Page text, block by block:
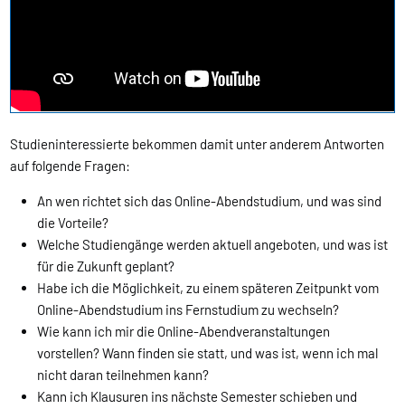
Studieninteressierte bekommen damit unter anderem Antworten
auf folgende Fragen:
An wen richtet sich das Online-Abendstudium, und was sind
die Vorteile?
Welche Studiengänge werden aktuell angeboten, und was ist
für die Zukunft geplant?
Habe ich die Möglichkeit, zu einem späteren Zeitpunkt vom
Online-Abendstudium ins Fernstudium zu wechseln?
Wie kann ich mir die Online-Abendveranstaltungen
vorstellen? Wann finden sie statt, und was ist, wenn ich mal
nicht daran teilnehmen kann?
Kann ich Klausuren ins nächste Semester schieben und